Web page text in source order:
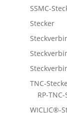
SSMC-
Stecker
TNC-
RP-
WICLIC®-